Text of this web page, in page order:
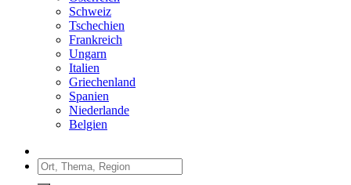
Schweiz
Tschechien
Frankreich
Ungarn
Italien
Griechenland
Spanien
Niederlande
Belgien